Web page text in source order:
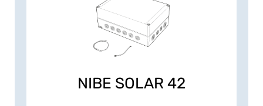
NIBE SOLAR 42